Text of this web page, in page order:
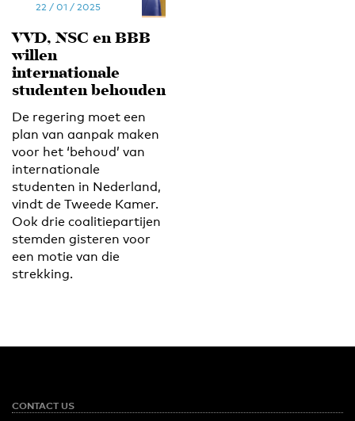
22 / 01 / 2025
VVD, NSC en BBB
willen
internationale
studenten behouden
De regering moet een
plan van aanpak maken
voor het ‘behoud’ van
internationale
studenten in Nederland,
vindt de Tweede Kamer.
Ook drie coalitiepartijen
stemden gisteren voor
een motie van die
strekking.
CONTACT US